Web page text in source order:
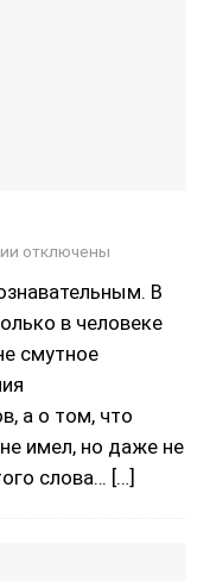
отключены
В
в человеке
смутное
а о том, что
имел, но даже не
слова… […]